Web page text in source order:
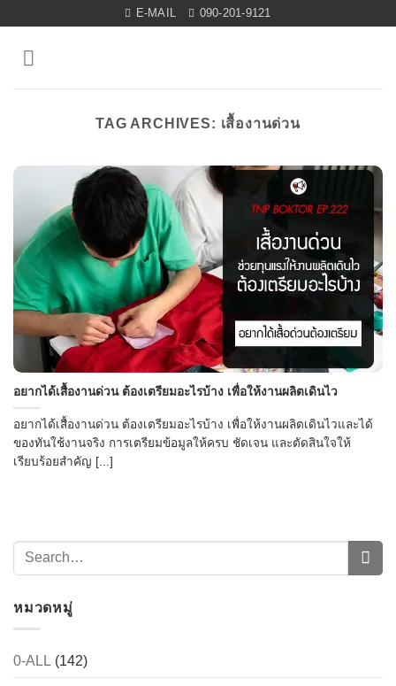
content
E-MAIL 090-201-9121
TAG ARCHIVES: เสื้องานด่วน
อยากได้เสื้องานด่วน ต้องเตรียมอะไรบ้าง เพื่อให้งานผลิตเดินไว
อยากได้เสื้องานด่วน ต้องเตรียมอะไรบ้าง เพื่อให้งานผลิตเดินไวและได้
ของทันใช้งานจริง การเตรียมข้อมูลให้ครบ ชัดเจน และตัดสินใจให้
เรียบร้อยสำคัญ [...]
หมวดหมู่
0-ALL (142)